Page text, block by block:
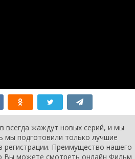
всегда жаждут новых серий, и мы
мы подготовили только лучшие
регистрации. Преимущество нашего
Вы можете смотреть онлайн Фильм